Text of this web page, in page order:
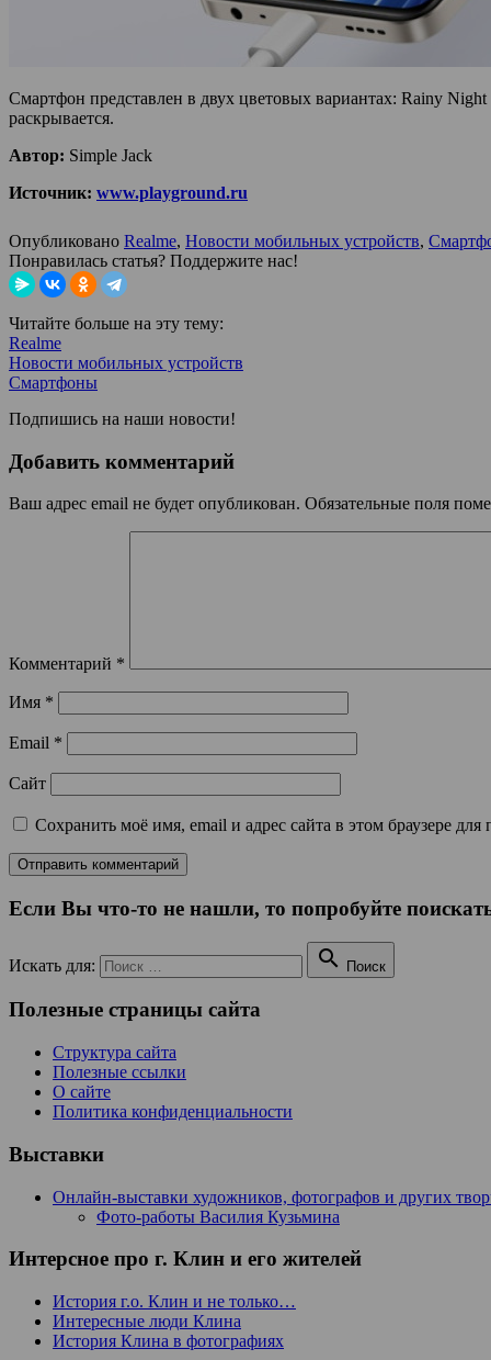
Смартфон представлен в двух цветовых вариантах: Rainy
раскрывается.
Автор: Simple Jack
Источник: www.playground.ru
Опубликовано Realme, Новости мобильных устройств,
Понравилась статья? Поддержите нас!
Читайте больше на эту тему:
Realme
Новости мобильных устройств
Смартфоны
Подпишись на наши новости!
Добавить комментарий
Ваш адрес email не будет опубликован. Обязательные поля
Комментарий *
Имя *
Email *
Сайт
Сохранить моё имя, email и адрес сайта в этом браузере
Если Вы что-то не нашли, то попробуйте
Искать для:  Поиск
Полезные страницы сайта
Структура сайта
Полезные ссылки
О сайте
Политика конфиденциальности
Выставки
Онлайн-выставки художников, фотографов и других
Фото-работы Василия Кузьмина
Интерсное про г. Клин и его жителей
История г.о. Клин и не только…
Интересные люди Клина
История Клина в фотографиях